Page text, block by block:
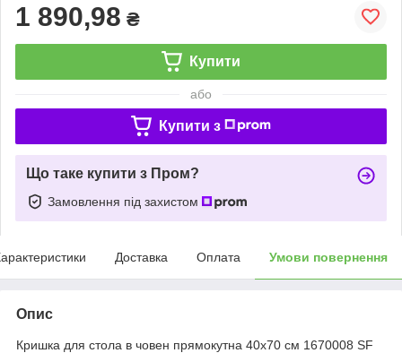
1 890,98 ₴
Купити
або
Купити з
Що таке купити з Пром?
Замовлення під захистом
Доставка Оплата Умови повернення
Опис
Кришка для стола в човен прямокутна 40х70 см 1670008 SF